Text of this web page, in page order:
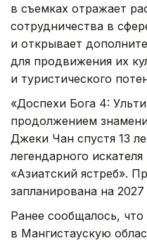
в съемках отражает
сотрудничества в
и открывает
для продвижения их
и туристического
«Доспехи Бога 4:
продолжением
Джеки Чан спустя 13
легендарного
«Азиатский ястреб».
запланирована на 2027
Ранее сообщалось, что
в Мангистаускую